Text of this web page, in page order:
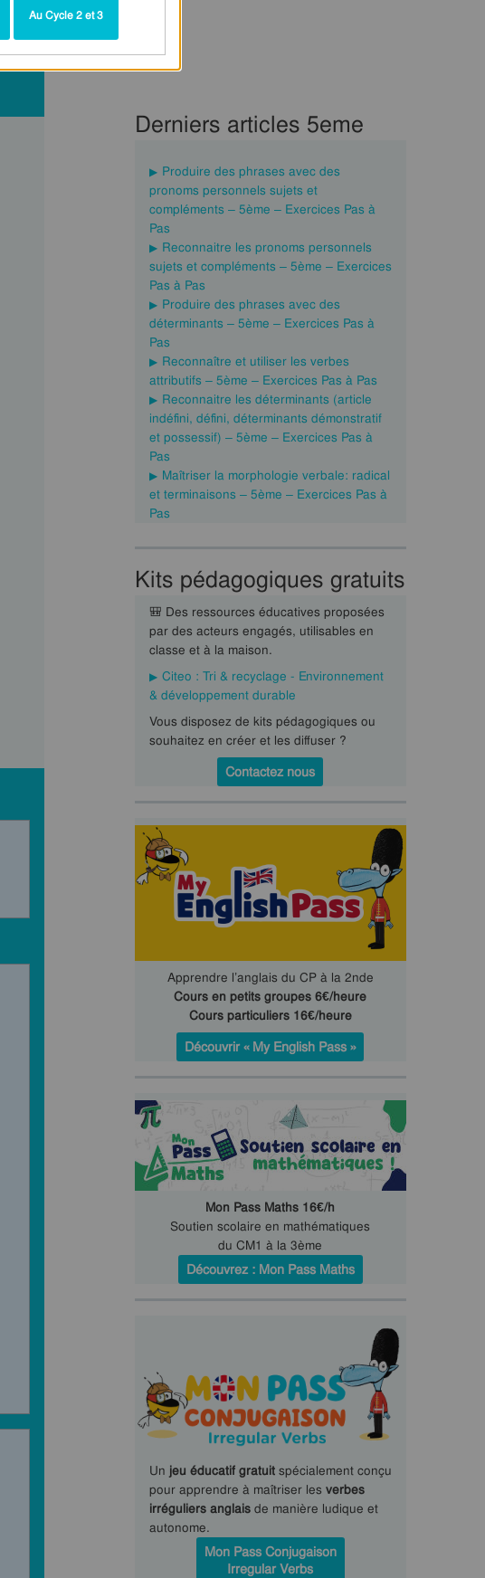
Derniers articles 5eme
Produire des phrases avec des
pronoms personnels sujets et
compléments – 5ème – Exercices Pas à
Pas
Reconnaitre les pronoms personnels
sujets et compléments – 5ème – Exercices
Pas à Pas
Produire des phrases avec des
déterminants – 5ème – Exercices Pas à
Pas
Reconnaître et utiliser les verbes
attributifs – 5ème – Exercices Pas à Pas
Reconnaitre les déterminants (article
indéfini, défini, déterminants démonstratif
et possessif) – 5ème – Exercices Pas à
Pas
Maîtriser la morphologie verbale: radical
et terminaisons – 5ème – Exercices Pas à
Pas
Kits pédagogiques gratuits
🎒 Des ressources éducatives proposées
par des acteurs engagés, utilisables en
classe et à la maison.
Citeo : Tri & recyclage - Environnement
& développement durable
Vous disposez de kits pédagogiques ou
souhaitez en créer et les diffuser ?
Contactez nous
Apprendre l’anglais du CP à la 2nde
Cours en petits groupes 6€/heure
Cours particuliers 16€/heure
Découvrir « My English Pass »
Mon Pass Maths 16€/h
Soutien scolaire en mathématiques
du CM1 à la 3ème
Découvrez : Mon Pass Maths
Un jeu éducatif gratuitspécialement conçu
pour apprendre à maîtriser les verbes
irréguliers anglaisde manière ludique et
autonome.
Mon Pass Conjugaison
Irregular Verbs
Au Cycle 2 et 3